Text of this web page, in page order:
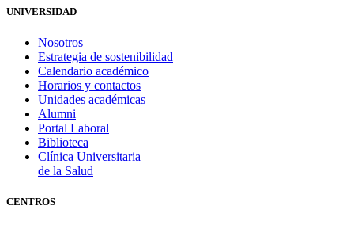
UNIVERSIDAD
Nosotros
Estrategia de sostenibilidad
Calendario académico
Horarios y contactos
Unidades académicas
Alumni
Portal Laboral
Biblioteca
Clínica Universitaria
de la Salud
CENTROS